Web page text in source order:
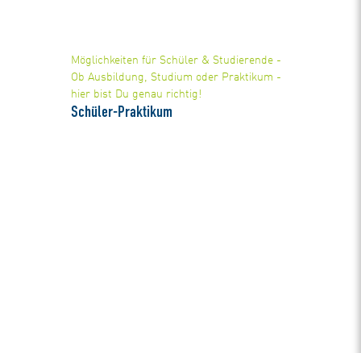
Möglichkeiten für Schüler & Studierende -
Ob Ausbildung, Studium oder Praktikum -
hier bist Du genau richtig!
Schüler-Praktikum